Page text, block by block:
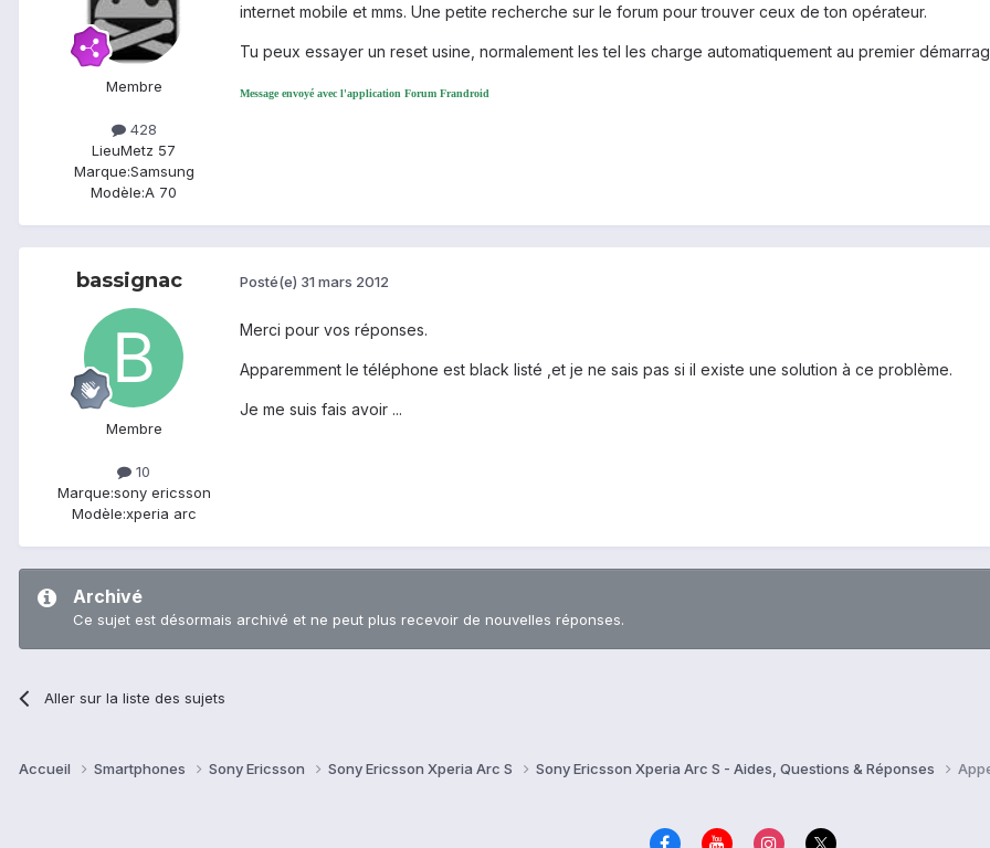
Membre
428
LieuMetz 57
Marque:Samsung
Modèle:A 70
internet mobile et mms. Une petite recherche sur le forum pour trouver ceux de ton opérateur.
Tu peux essayer un reset usine, normalement les tel les charge automatiquement au premier
Message envoyé avec l'application Forum Frandroid
bassignac
Membre
10
Marque:sony ericsson
Modèle:xperia arc
Posté(e) 31 mars 2012
Merci pour vos réponses.
Apparemment le téléphone est black listé ,et je ne sais pas si il existe une solution à ce problème.
Je me suis fais avoir ...
Archivé
Ce sujet est désormais archivé et ne peut plus recevoir de nouvelles réponses.
Aller sur la liste des sujets
Accueil Smartphones Sony Ericsson Sony Ericsson Xperia Arc S Sony Ericsson Xperia Arc S - Aides, Questions & Réponses